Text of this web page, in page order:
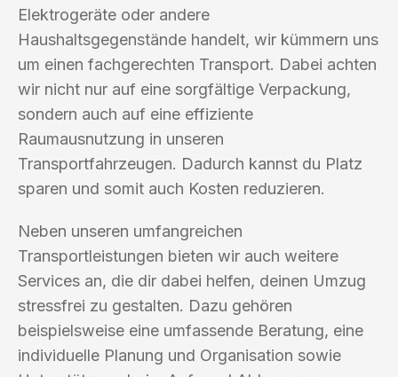
Elektrogeräte oder andere
Haushaltsgegenstände handelt, wir kümmern uns
um einen fachgerechten Transport. Dabei achten
wir nicht nur auf eine sorgfältige Verpackung,
sondern auch auf eine effiziente
Raumausnutzung in unseren
Transportfahrzeugen. Dadurch kannst du Platz
sparen und somit auch Kosten reduzieren.
Neben unseren umfangreichen
Transportleistungen bieten wir auch weitere
Services an, die dir dabei helfen, deinen Umzug
stressfrei zu gestalten. Dazu gehören
beispielsweise eine umfassende Beratung, eine
individuelle Planung und Organisation sowie